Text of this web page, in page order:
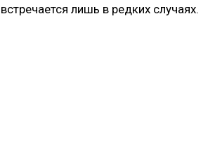
лишь в редких случаях.